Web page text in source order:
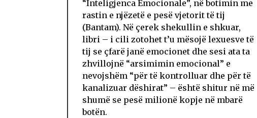
“Inteligjenca Emocionale”, në botimin me
rastin e njëzetë e pesë vjetorit të tij
(Bantam). Në çerek shekullin e shkuar,
libri – i cili zotohet t’u mësojë lexuesve të
tij se çfarë janë emocionet dhe sesi ata ta
zhvillojnë “arsimimin emocional” e
nevojshëm “për të kontrolluar dhe për të
kanalizuar dëshirat” – është shitur në më
shumë se pesë milionë kopje në mbarë
botën.